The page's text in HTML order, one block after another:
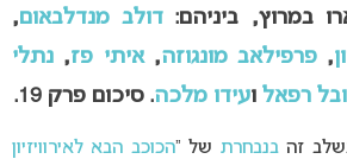
במרוץ, ביניהם: דולב מנדלבאום,
, פרפילאב מונגוזה, איתי פז, נתלי
רפאלועידו מלכה.סיכום פרק 19.
בנבחרתשל “הכוכב הבא לאירוויזיון